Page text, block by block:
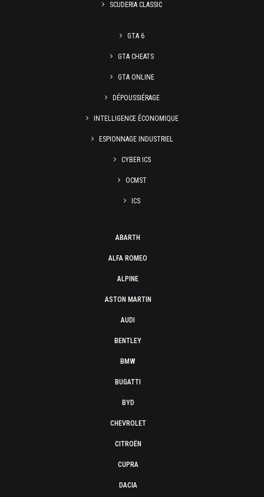
SCUDERIA CLASSIC
GTA 6
GTA CHEATS
GTA ONLINE
DÉPOUSSIÉRAGE
INTELLIGENCE ÉCONOMIQUE
ESPIONNAGE INDUSTRIEL
CYBER ICS
OCMST
ICS
ABARTH
ALFA ROMEO
ALPINE
ASTON MARTIN
AUDI
BENTLEY
BMW
BUGATTI
BYD
CHEVROLET
CITROËN
CUPRA
DACIA